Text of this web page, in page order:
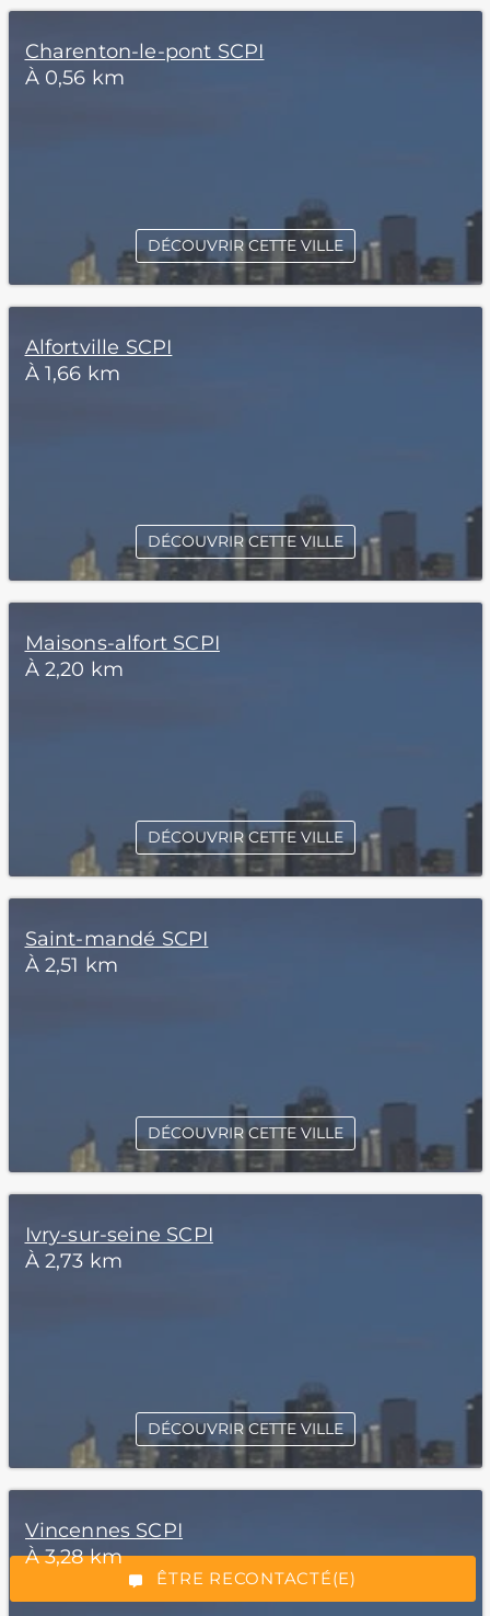
*Champs obligatoires
“Excellent”, 165 avis
ÊTRE RECONTACTÉ(E)
Charenton-le-pont SCPI
À 0,56 km
DÉCOUVRIR CETTE VILLE
Alfortville SCPI
À 1,66 km
DÉCOUVRIR CETTE VILLE
Maisons-alfort SCPI
À 2,20 km
DÉCOUVRIR CETTE VILLE
Saint-mandé SCPI
À 2,51 km
DÉCOUVRIR CETTE VILLE
Ivry-sur-seine SCPI
À 2,73 km
DÉCOUVRIR CETTE VILLE
Vincennes SCPI
À 3,28 km